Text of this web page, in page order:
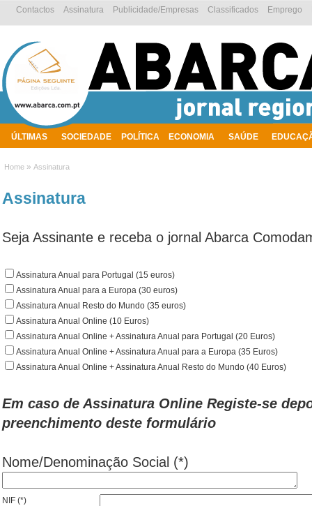
ÚLTIMAS SOCIEDADE POLÍTICA ECONOMIA SAÚDE
Emprego
Classificados
Publicidade/Empresas
Assinatura
Contactos
Home » Assinatura
Assinatura
Seja Assinante e receba o jornal Abarca
Assinatura Anual para Portugal (15 euros)
Assinatura Anual para a Europa (30 euros)
Assinatura Anual Resto do Mundo (35 euros)
Assinatura Anual Online (10 Euros)
Assinatura Anual Online + Assinatura Anual para Portugal (20 Euros)
Assinatura Anual Online + Assinatura Anual para a Europa (35 Euros)
Assinatura Anual Online + Assinatura Anual Resto do Mundo (40 Euros)
Em caso de Assinatura Online Registe-se
preenchimento deste formulário
Nome/Denominação Social (*)
NIF (*)